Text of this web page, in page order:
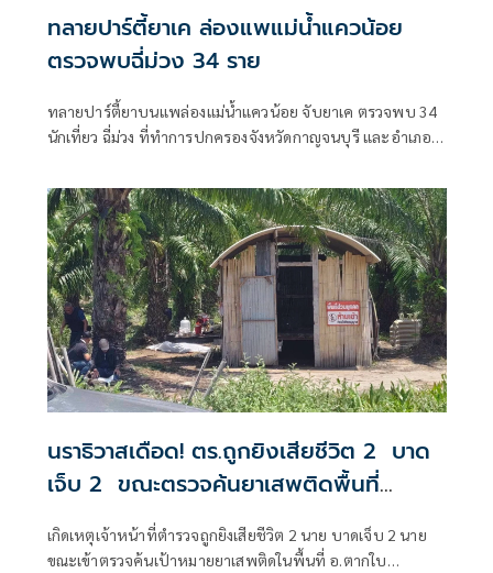
ทลายปาร์ตี้ยาเค ล่องแพแม่น้ำแควน้อย
ตรวจพบฉี่ม่วง 34 ราย
ทลายปาร์ตี้ยาบนแพล่องแม่น้ำแควน้อย จับยาเค ตรวจพบ 34
นักเที่ยว ฉี่ม่วง ที่ทำการปกครองจังหวัดกาญจนบุรี และอําเภอ
ยาเสพติด
นราธิวาสเดือด! ตร.ถูกยิงเสียชีวิต 2 บาด
เจ็บ 2 ขณะตรวจค้นยาเสพติดพื้นที่
เกิดเหตุเจ้าหน้าที่ตำรวจถูกยิงเสียชีวิต 2 นาย บาดเจ็บ 2 นาย
ขณะเข้าตรวจค้นเป้าหมายยาเสพติดในพื้นที่ อ.ตากใบ